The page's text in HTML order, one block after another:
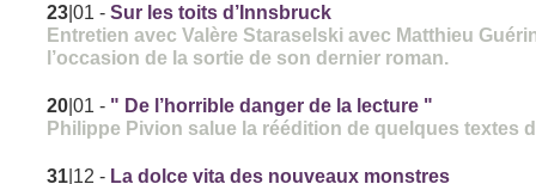
23 |01 -Sur les toits d’Innsbruck
Entretien avec Valère Staraselski avec Matthieu
l’occasion de la sortie de son dernier roman.
20 |01 - " De l’horrible danger de la lecture "
Philippe Pivion salue la réédition de quelques textes
31 |12 - La dolce vita des nouveaux monstres